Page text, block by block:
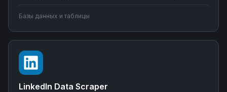
метрики с внешними сервисами, создавайте
Управляйте интеграциями BigQuery без SQL-
программирования.
Базы данных и таблицы
LinkedIn Data Scraper